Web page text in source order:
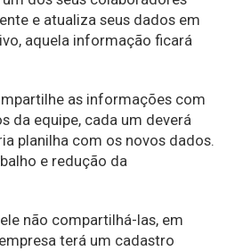
e atualiza seus dados em
aquela informação ficará
as informações com
da equipe, cada um deverá
planilha com os novos dados.
e redução da
não compartilhá-las, em
terá um cadastro